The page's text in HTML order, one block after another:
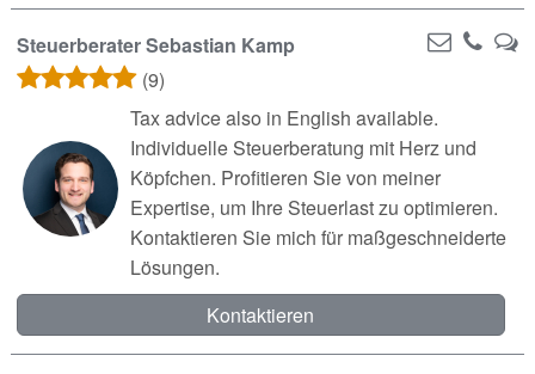
Steuerberater Sebastian Kamp
(9)
Tax advice also in English available.
Individuelle Steuerberatung mit Herz und
Köpfchen. Profitieren Sie von meiner
Expertise, um Ihre Steuerlast zu optimieren.
Kontaktieren Sie mich für maßgeschneiderte
Lösungen.
Kontaktieren